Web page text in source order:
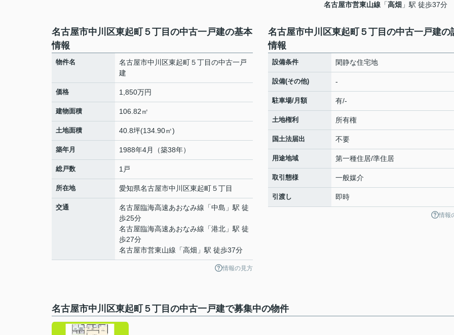
名古屋市営東山線 「高畑 」駅 徒歩37分
名古屋市中川区東起町５丁目の中古一戸建の基本
情報
物件名
名古屋市中川区東起町５丁目の中古一戸
建
価格 1,850万円
建物面積 106.82㎡
土地面積 40.8坪(134.90㎡)
築年月 1988年4月（築38年）
総戸数 1戸
所在地 愛知県名古屋市中川区東起町５丁目
交通 名古屋臨海高速あおなみ線 「中島 」駅 徒
歩25分
名古屋臨海高速あおなみ線 「港北 」駅 徒
歩27分
名古屋市営東山線 「高畑 」駅 徒歩37分
情報の見方
名古屋市中川区東起町５丁目の中古一戸建の
情報
設備条件 閑静な住宅地
設備(その他) -
駐車場/月額 有/-
土地権利 所有権
国土法届出 不要
用途地域 第一種住居/準住居
取引態様 一般媒介
引渡し 即時
情報
名古屋市中川区東起町５丁目の中古一戸建で募集中の物件